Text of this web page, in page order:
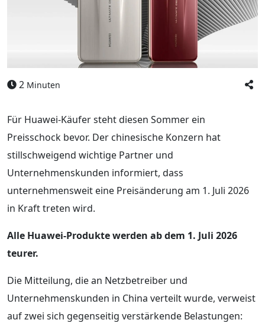
2 Minuten
Für Huawei-Käufer steht diesen Sommer ein
Preisschock bevor. Der chinesische Konzern hat
stillschweigend wichtige Partner und
Unternehmenskunden informiert, dass
unternehmensweit eine Preisänderung am 1. Juli 2026
in Kraft treten wird.
Alle Huawei-Produkte werden ab dem 1. Juli 2026
teurer.
Die Mitteilung, die an Netzbetreiber und
Unternehmenskunden in China verteilt wurde, verweist
auf zwei sich gegenseitig verstärkende Belastungen: